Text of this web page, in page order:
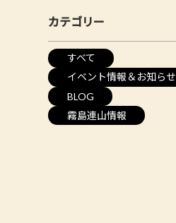
カテゴリー
すべて
イベント情報＆お知らせ
BLOG
霧島連山情報